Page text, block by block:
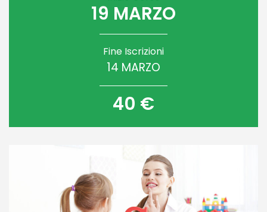
19 MARZO
Fine Iscrizioni
14 MARZO
40 €